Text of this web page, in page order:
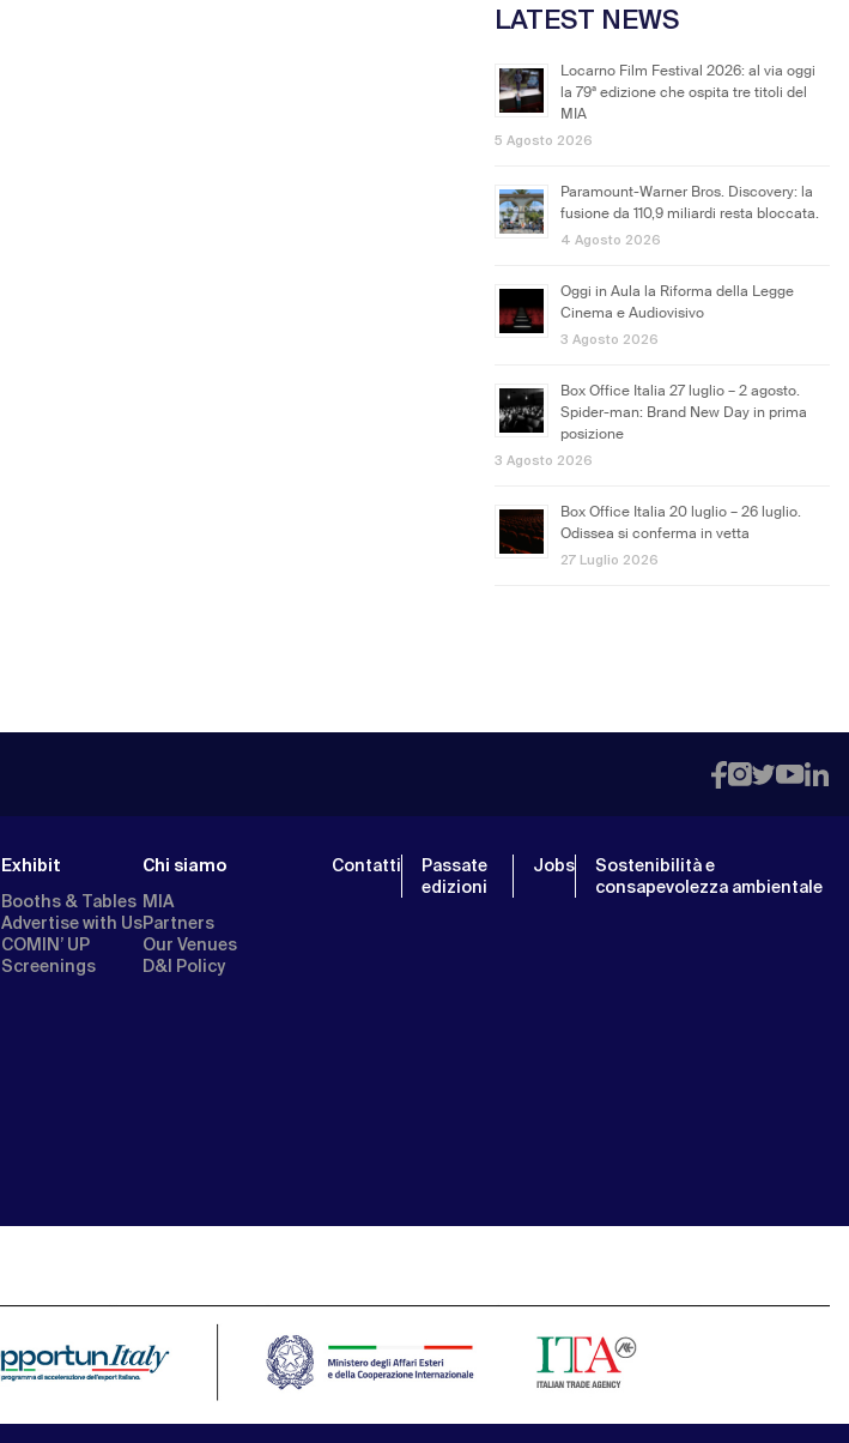
LATEST NEWS
Locarno Film Festival 2026: al via oggi
la 79ª edizione che ospita tre titoli del
MIA
5 Agosto 2026
Paramount-Warner Bros. Discovery: la
fusione da 110,9 miliardi resta bloccata.
4 Agosto 2026
Oggi in Aula la Riforma della Legge
Cinema e Audiovisivo
3 Agosto 2026
Box Office Italia 27 luglio – 2 agosto.
Spider-man: Brand New Day in prima
posizione
3 Agosto 2026
Box Office Italia 20 luglio – 26 luglio.
Odissea si conferma in vetta
27 Luglio 2026
Exhibit
Booths & Tables
Advertise with Us
COMIN’ UP
Screenings
Chi siamo
MIA
Partners
Our Venues
D&I Policy
Contatti
Passate
edizioni
Jobs
Sostenibilità e
consapevolezza ambientale